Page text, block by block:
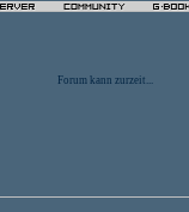
Forum kann zurzeit...